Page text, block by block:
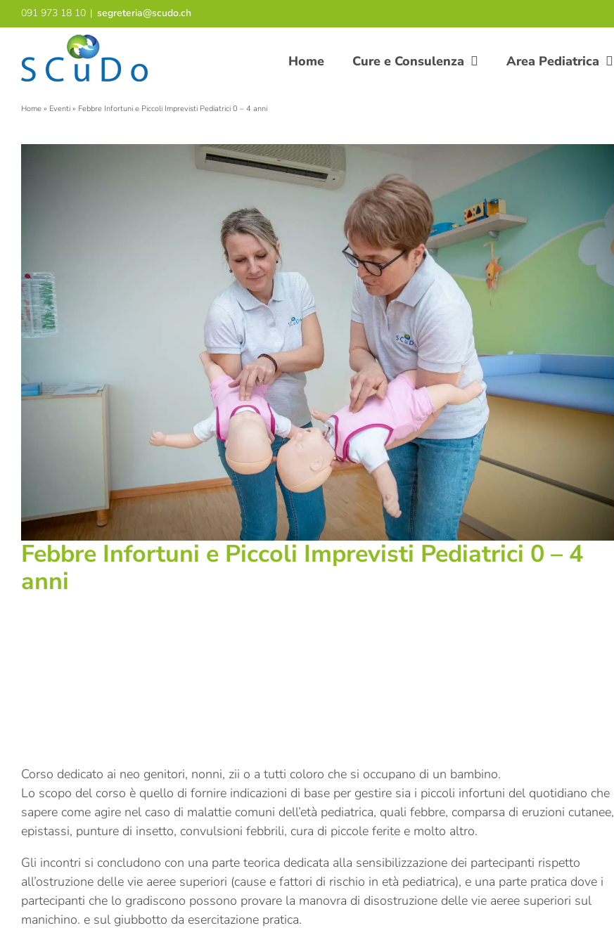
Salta
al
091 973 18 10 | segreteria@scudo.ch
Home Cure e Consulenza Area Pediatrica
Home » Eventi » Febbre Infortuni e Piccoli Imprevisti Pediatrici 0 – 4 anni
Febbre Infortuni e Piccoli Imprevisti Pediatrici 0 – 4
anni
Corso dedicato ai neo genitori, nonni, zii o a tutti coloro che si occupano di un bambino.
Lo scopo del corso è quello di fornire indicazioni di base per gestire sia i piccoli infortuni del quotidiano che
sapere come agire nel caso di malattie comuni dell’età pediatrica, quali febbre, comparsa di eruzioni cutanee,
epistassi, punture di insetto, convulsioni febbrili, cura di piccole ferite e molto altro.
Gli incontri si concludono con una parte teorica dedicata alla sensibilizzazione dei partecipanti rispetto
all’ostruzione delle vie aeree superiori (cause e fattori di rischio in età pediatrica), e una parte pratica dove i
partecipanti che lo gradiscono possono provare la manovra di disostruzione delle vie aeree superiori sul
manichino. e sul giubbotto da esercitazione pratica.